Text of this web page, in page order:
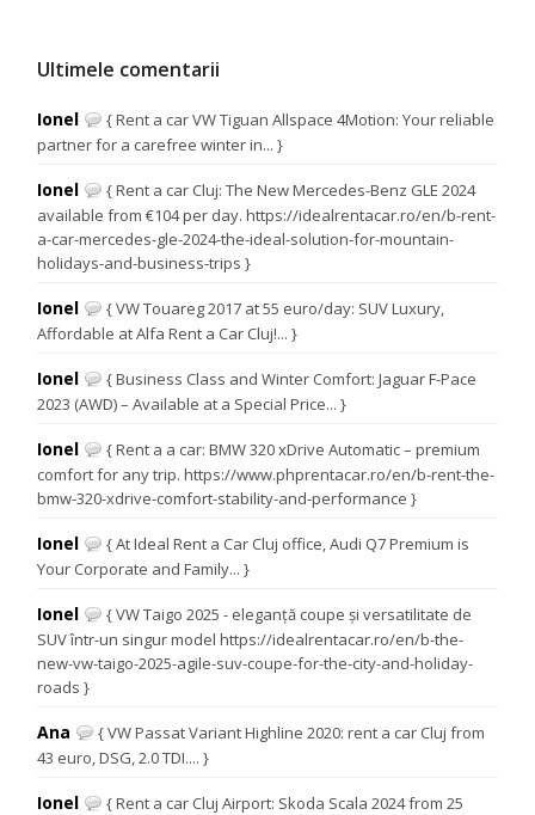
Ultimele comentarii
Ionel
{ Rent a car VW Tiguan Allspace 4Motion: Your reliable
partner for a carefree winter in... }
Ionel
{ Rent a car Cluj: The New Mercedes-Benz GLE 2024
available from €104 per day. https://idealrentacar.ro/en/b-rent-
a-car-mercedes-gle-2024-the-ideal-solution-for-mountain-
holidays-and-business-trips }
Ionel
{ VW Touareg 2017 at 55 euro/day: SUV Luxury,
Affordable at Alfa Rent a Car Cluj!... }
Ionel
{ Business Class and Winter Comfort: Jaguar F-Pace
2023 (AWD) – Available at a Special Price... }
Ionel
{ Rent a a car: BMW 320 xDrive Automatic – premium
comfort for any trip. https://www.phprentacar.ro/en/b-rent-the-
bmw-320-xdrive-comfort-stability-and-performance }
Ionel
{ At Ideal Rent a Car Cluj office, Audi Q7 Premium is
Your Corporate and Family... }
Ionel
{ VW Taigo 2025 - eleganță coupe și versatilitate de
SUV într-un singur model https://idealrentacar.ro/en/b-the-
new-vw-taigo-2025-agile-suv-coupe-for-the-city-and-holiday-
roads }
Ana
{ VW Passat Variant Highline 2020: rent a car Cluj from
43 euro, DSG, 2.0 TDI.... }
Ionel
{ Rent a car Cluj Airport: Skoda Scala 2024 from 25